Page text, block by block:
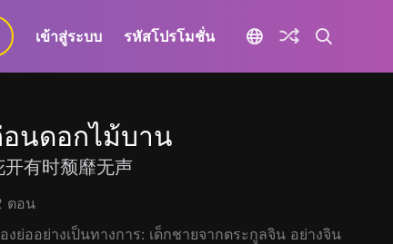
เข้าสู่ระบบ รหัสโปรโมชั่น
นดอกไม้บาน
开有时颓靡无声
ตอน
องย่ออย่างเป็นทางการ: เด็กชายจากตระกูลจิน อย่างจิน